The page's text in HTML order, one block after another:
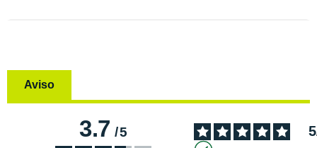
Aviso
3.7/5 5